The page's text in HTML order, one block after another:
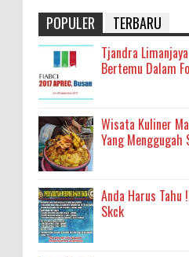
POPULER TERBARU
Tjandra
Bertemu Dalam
Wisata Kuliner
Yang Menggugah
Anda Harus Tahu
Skck